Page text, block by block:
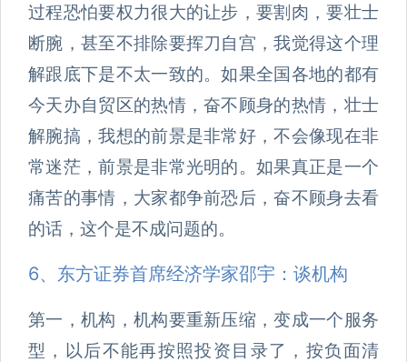
过程恐怕要权力很大的让步，要割肉，要壮士
断腕，甚至不排除要挥刀自宫，我觉得这个理
解跟底下是不太一致的。如果全国各地的都有
今天办自贸区的热情，奋不顾身的热情，壮士
解腕搞，我想的前景是非常好，不会像现在非
常迷茫，前景是非常光明的。如果真正是一个
痛苦的事情，大家都争前恐后，奋不顾身去看
的话，这个是不成问题的。
6、东方证券首席经济学家邵宇：谈机构
第一，机构，机构要重新压缩，变成一个服务
型，以后不能再按照投资目录了，按负面清